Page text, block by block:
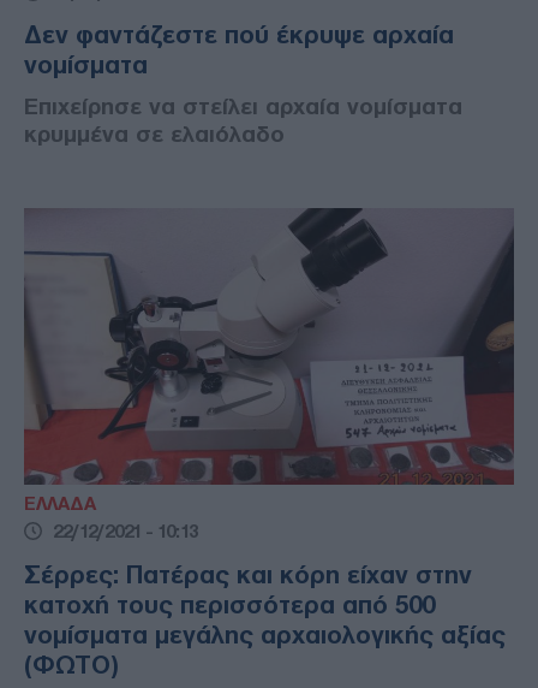
Δεν φαντάζεστε πού έκρυψε αρχαία
νομίσματα
Επιχείρησε να στείλει αρχαία νομίσματα
κρυμμένα σε ελαιόλαδο
ΕΛΛΑΔΑ
22/12/2021 - 10:13
Σέρρες: Πατέρας και κόρη είχαν στην
κατοχή τους περισσότερα από 500
νομίσματα μεγάλης αρχαιολογικής αξίας
(ΦΩΤΟ)